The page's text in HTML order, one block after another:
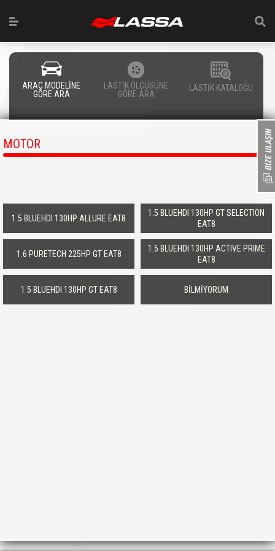
ARAÇ MODELİNE
GÖRE ARA
LASTİK ÖLÇÜSÜNE
GÖRE ARA
LASTİK KATALOĞU
MOTOR
1.5 BLUEHDI 130HP ALLURE EAT8
1.5 BLUEHDI 130HP GT SELECTION
EAT8
1.6 PURETECH 225HP GT EAT8
1.5 BLUEHDI 130HP ACTIVE PRIME
EAT8
1.5 BLUEHDI 130HP GT EAT8 BİLMİYORUM